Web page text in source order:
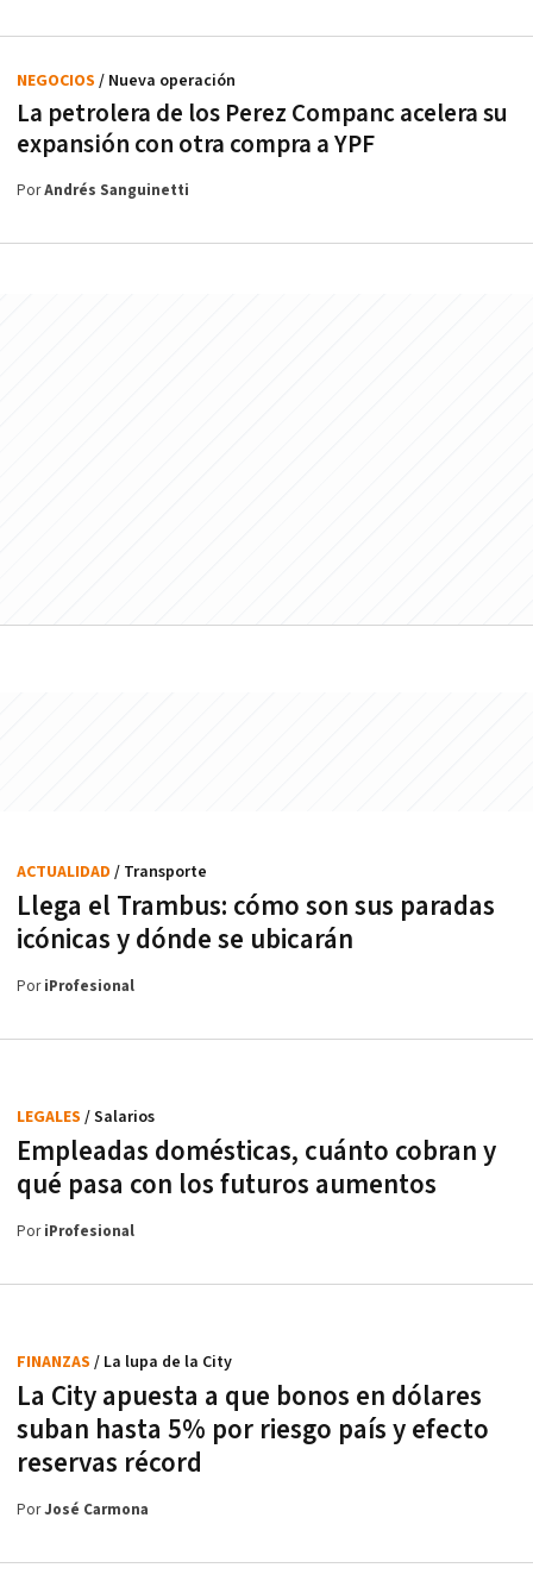
La petrolera de los Perez Companc acelera su
expansión con otra compra a YPF
NEGOCIOS / Nueva operación
PorAndrés Sanguinetti
Llega el Trambus: cómo son sus paradas
icónicas y dónde se ubicarán
ACTUALIDAD / Transporte
PoriProfesional
Empleadas domésticas, cuánto cobran y
qué pasa con los futuros aumentos
LEGALES / Salarios
PoriProfesional
La City apuesta a que bonos en dólares
suban hasta 5% por riesgo país y efecto
reservas récord
FINANZAS / La lupa de la City
PorJosé Carmona